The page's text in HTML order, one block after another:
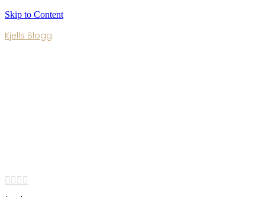
Skip to Content
Kjells Blogg
   